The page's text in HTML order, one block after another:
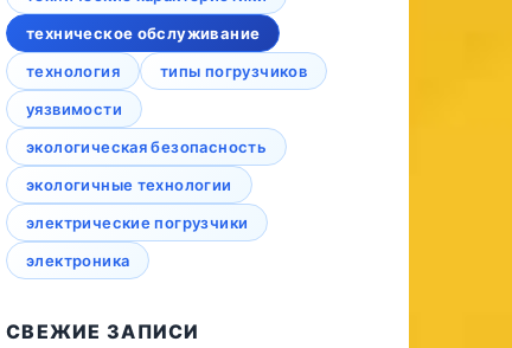
техническое обслуживание
технология
типы погрузчиков
уязвимости
экологическая безопасность
экологичные технологии
электрические погрузчики
электроника
СВЕЖИЕ ЗАПИСИ